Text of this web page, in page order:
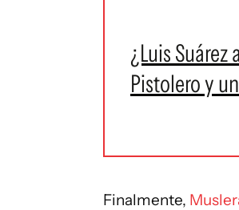
¿Luis
Pistolero y
Finalmente,